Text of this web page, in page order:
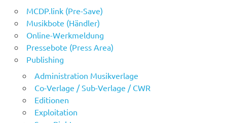
MCDP.link (Pre-Save)
Musikbote (Händler)
Online-Werkmeldung
Pressebote (Press Area)
Publishing
Administration Musikverlage
Co-Verlage / Sub-Verlage / CWR
Editionen
Exploitation